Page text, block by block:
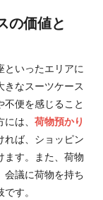
の価値と
といったエリアに
きなスーツケース
便を感じること
は、 荷物預かり
れば、ショッピン
ます。また、荷物
会議に荷物を持ち
す。